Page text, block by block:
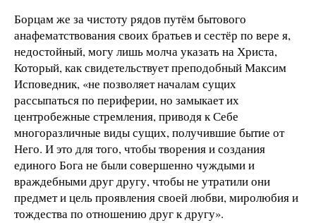
Борцам же за чистоту рядов путём бытового
анафематствования своих братьев и сестёр по вере я,
недостойный, могу лишь молча указать на Христа,
Который, как свидетельствует преподобный Максим
Исповедник, «не позволяет началам сущих
рассыпаться по периферии, но замыкает их
центробежные стремления, приводя к Себе
многоразличные виды сущих, получившие бытие от
Него. И это для того, чтобы творения и создания
единого Бога не были совершенно чуждыми и
враждебными друг другу, чтобы не утратили они
предмет и цель проявления своей любви, миролюбия и
тождества по отношению друг к другу».